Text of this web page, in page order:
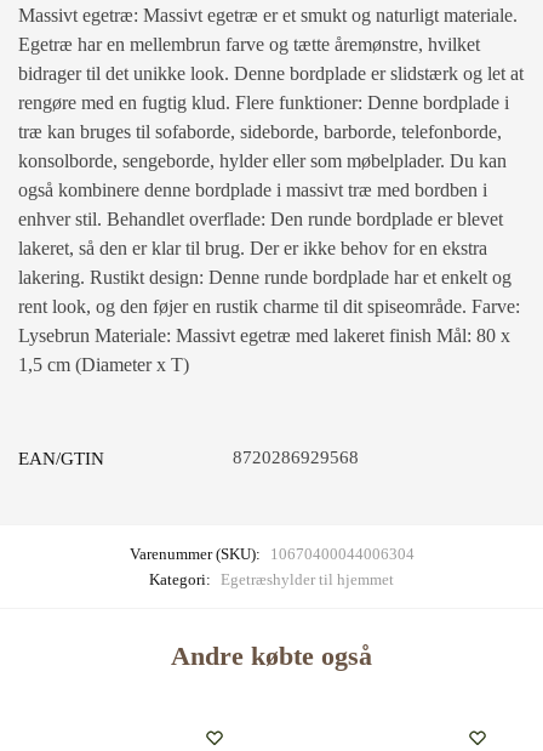
Massivt egetræ: Massivt egetræ er et smukt og naturligt materiale.
Egetræ har en mellembrun farve og tætte åremønstre, hvilket
bidrager til det unikke look. Denne bordplade er slidstærk og let at
rengøre med en fugtig klud. Flere funktioner: Denne bordplade i
træ kan bruges til sofaborde, sideborde, barborde, telefonborde,
konsolborde, sengeborde, hylder eller som møbelplader. Du kan
også kombinere denne bordplade i massivt træ med bordben i
enhver stil. Behandlet overflade: Den runde bordplade er blevet
lakeret, så den er klar til brug. Der er ikke behov for en ekstra
lakering. Rustikt design: Denne runde bordplade har et enkelt og
rent look, og den føjer en rustik charme til dit spiseområde. Farve:
Lysebrun Materiale: Massivt egetræ med lakeret finish Mål: 80 x
1,5 cm (Diameter x T)
EAN/GTIN 8720286929568
Varenummer (SKU):
10670400044006304
Kategori: Egetræshylder til hjemmet
Andre købte også